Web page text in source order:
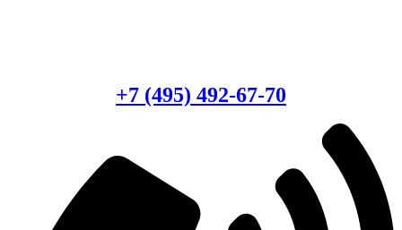
+7 (495) 492-67-70